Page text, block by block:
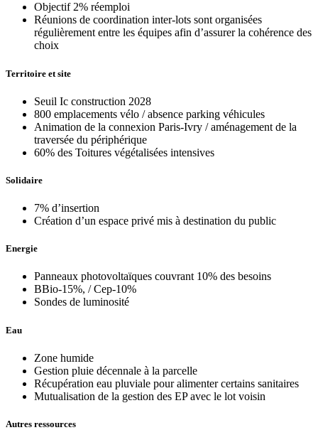
Objectif 2% réemploi
Réunions de coordination inter-lots sont organisées
régulièrement entre les équipes afin d’assurer la cohérence des
choix
Territoire et site
Seuil Ic construction 2028
800 emplacements vélo / absence parking véhicules
Animation de la connexion Paris-Ivry / aménagement de la
traversée du périphérique
60% des Toitures végétalisées intensives
Solidaire
7% d’insertion
Création d’un espace privé mis à destination du public
Energie
Panneaux photovoltaïques couvrant 10% des besoins
BBio-15%, / Cep-10%
Sondes de luminosité
Eau
Zone humide
Gestion pluie décennale à la parcelle
Récupération eau pluviale pour alimenter certains sanitaires
Mutualisation de la gestion des EP avec le lot voisin
Autres ressources